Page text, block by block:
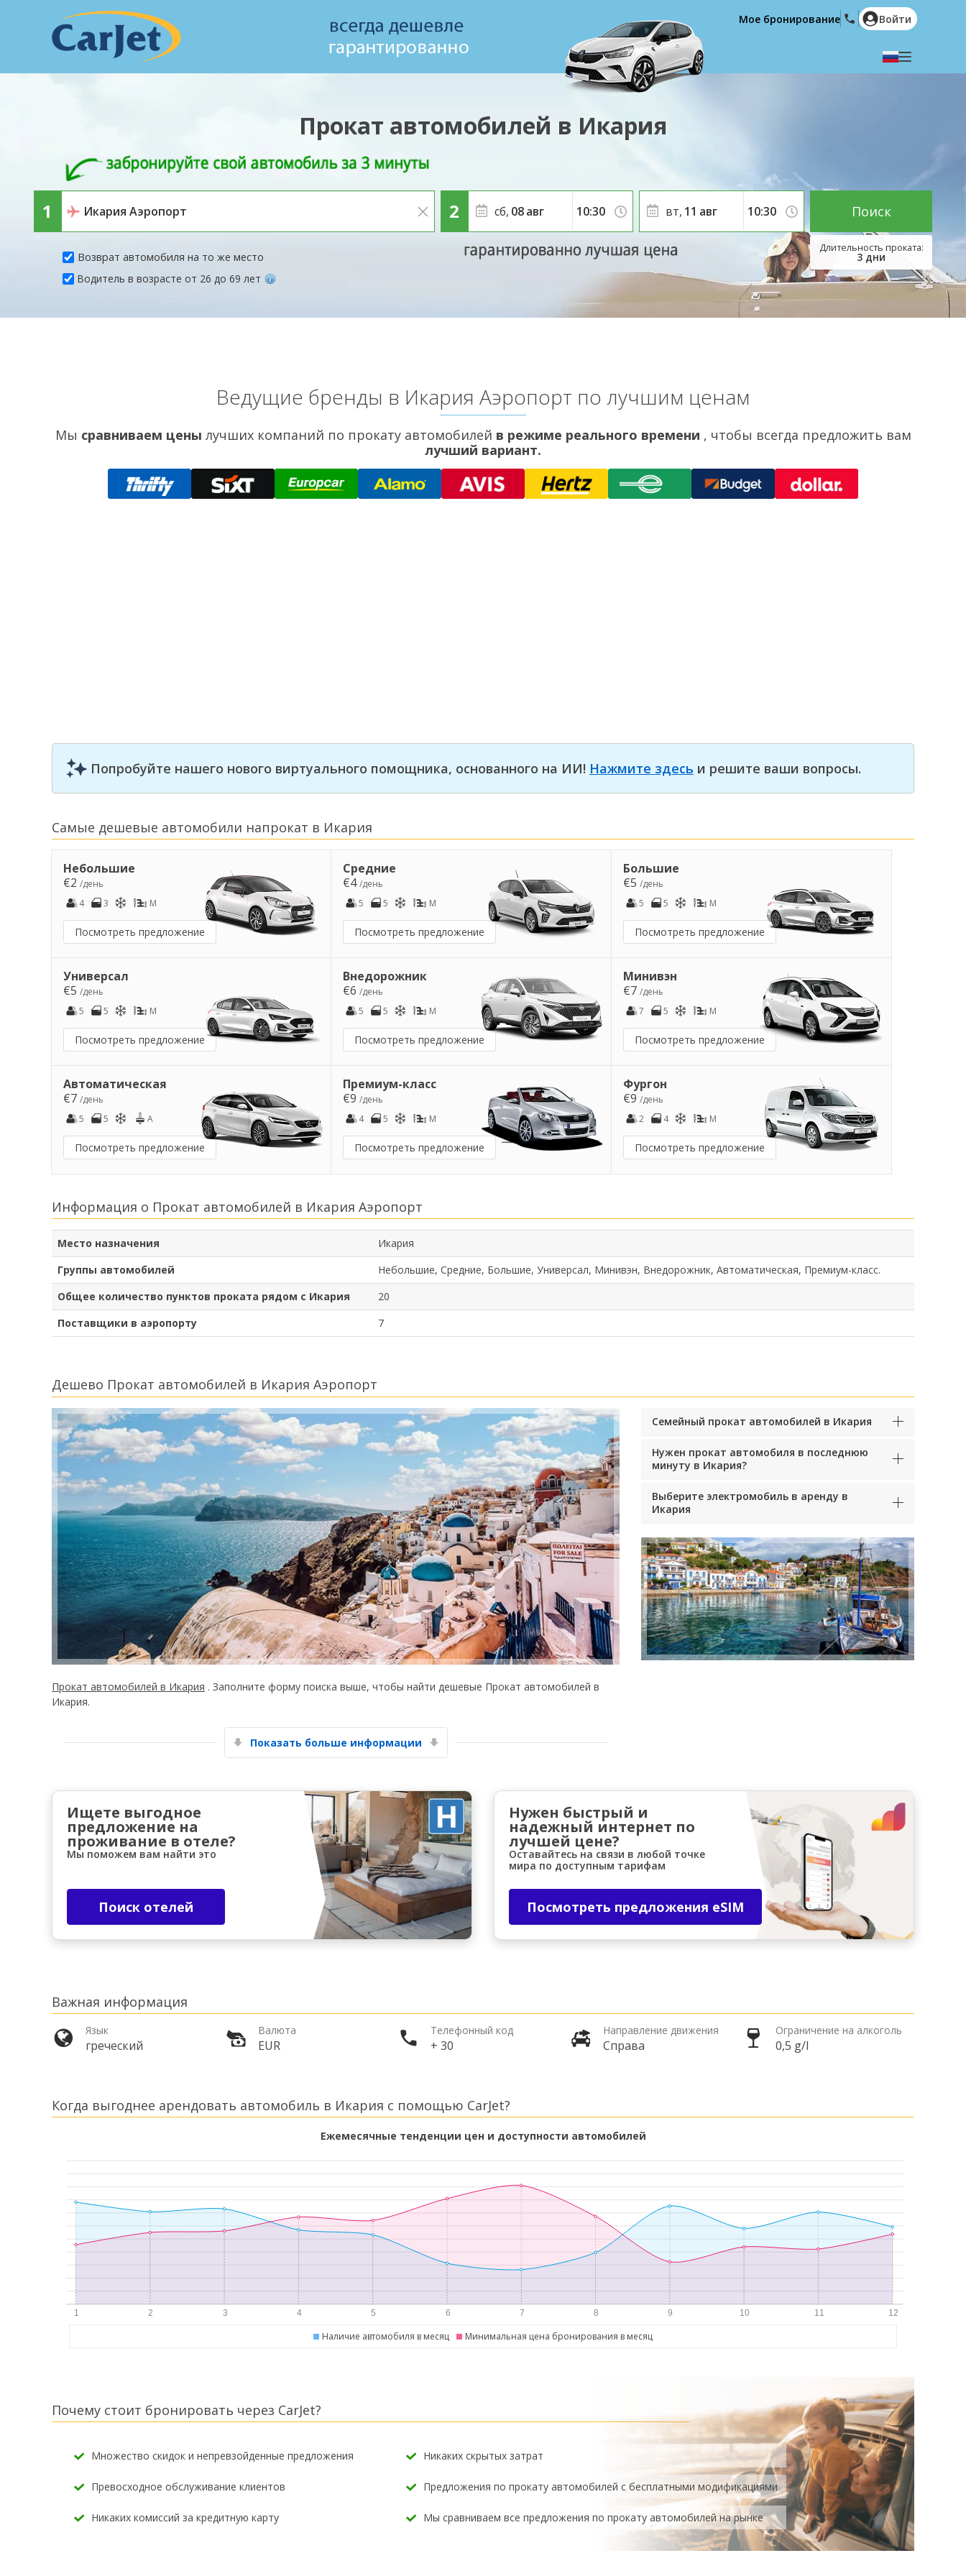
Лучшие сбережения
Получите доступ к эксклюзивным
Войти с помощью eLink
English (US)
Română
Ελληνικά
Hrvatski
العربية
Мое бронирование Войти
Прокат автомобилей в Икария
Возврат автомобиля на то же место
сб, 08авг
3 дни
вт, 11 авг
Водитель в возрасте от 26 до 69 лет
Поиск
Ведущие бренды в Икария Аэропорт по лучшим ценам
Мы сравниваем цены лучших компаний по прокату автомобилей в режиме реального времени , чтобы всегда предложить вам
лучший вариант.
Попробуйте нашего нового виртуального помощника, основанного на ИИ! Нажмите здесь и решите ваши вопросы.
Самые дешевые автомобили напрокат в Икария
Небольшие
€2 /день
4
3 M
Посмотреть предложение
Средние
€4/день
5
5 M
Посмотреть предложение
Большие
€5 /день
5
5 M
Посмотреть предложение
Универсал
€5 /день
5
5 M
Посмотреть предложение
Внедорожник
€6/день
5
5 M
Посмотреть предложение
Минивэн
€7 /день
7
5 M
Посмотреть предложение
Автоматическая
€7 /день
5
5 A
Посмотреть предложение
Премиум-класс
€9/день
4
5 M
Посмотреть предложение
Фургон
€9 /день
2
4 M
Посмотреть предложение
Информация о Прокат автомобилей в Икария Аэропорт
Место назначения
Икария
Группы автомобилей
Небольшие, Средние, Большие, Универсал, Минивэн, Внедорожник, Автоматическая, Премиум-класс.
Общее количество пунктов проката рядом с Икария
20
Поставщики в аэропорту
7
Дешево Прокат автомобилей в Икария Аэропорт
Прокат автомобилей в Икария . Заполните форму поиска выше, чтобы найти дешевые Прокат автомобилей в
Икария.
Показать больше информации
Семейный прокат автомобилей в Икария
Нужен прокат автомобиля в последнюю
минуту в Икария?
Выберите электромобиль в аренду в
Икария
Ищете выгодное
предложение на
проживание в отеле?
Мы поможем вам найти это
Поиск отелей
Нужен быстрый и
надежный интернет по
лучшей цене?
Оставайтесь на связи в любой точке
мира по доступным тарифам
Посмотреть предложения eSIM
Важная информация
Язык
греческий
Валюта
EUR
Телефонный код
+ 30
Направление движения
Справа
Ограничение на алкоголь
0,5 g/l
Когда выгоднее арендовать автомобиль в Икария с помощью CarJet?
Ежемесячные тенденции цен и доступности автомобилей
Наличие автомобиля в месяц Минимальная цена бронирования в месяц
Почему стоит бронировать через CarJet?
Множество скидок и непревзойденные предложения Никаких скрытых затрат
Превосходное обслуживание клиентов Предложения по прокату автомобилей с бесплатными модификациями
Никаких комиссий за кредитную карту Мы сравниваем все предложения по прокату автомобилей на рынке